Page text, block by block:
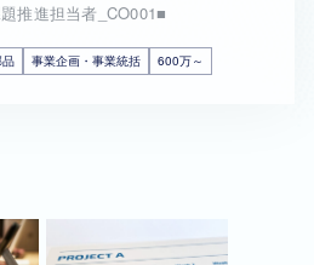
推進担当者_CO001■
品 事業企画・事業統括 600万～